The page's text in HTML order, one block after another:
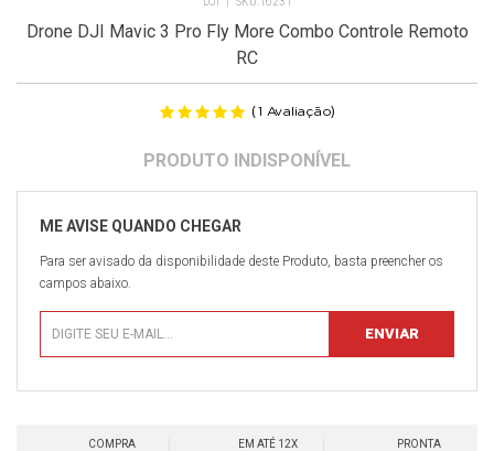
Drone DJI Mavic 3 Pro Fly More Combo Controle Remoto
RC
(1 Avaliação)
Para ser avisado da disponibilidade deste Produto, basta preencher os
campos abaixo.
COMPRA
EM ATÉ 12X
PRONTA